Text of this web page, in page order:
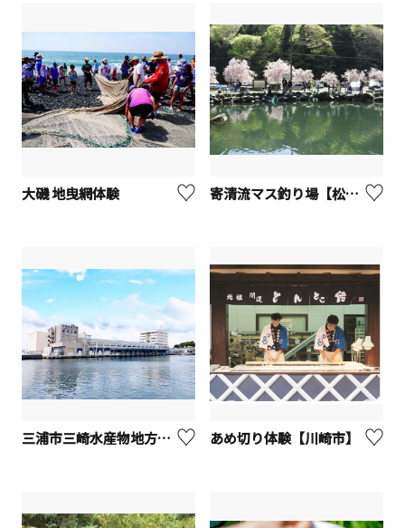
大磯 地曳網体験 寄清流マス釣り場【松田町】
三浦市三崎水産物地方卸売市場（みさき魚市場） あめ切り体験【川崎市】